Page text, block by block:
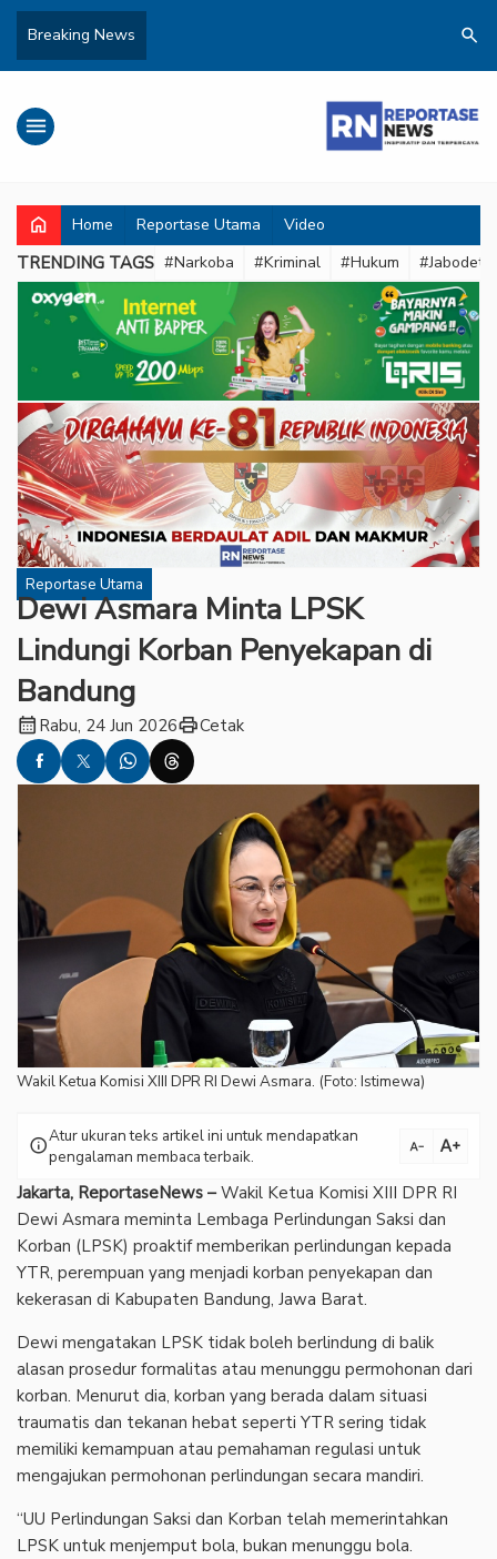
Breaking News search
menu
home Home Reportase Utama Video
TRENDING TAGS #Narkoba #Kriminal #Hukum
Reportase Utama
Dewi Asmara Minta LPSK
Lindungi Korban Penyekapan di
Bandung
calendar_month Rabu, 24 Jun 2026printCetak
Wakil Ketua Komisi XIII DPR RI Dewi Asmara. (Foto: Istimewa)
infoAtur ukuran teks artikel ini untuk mendapatkan
pengalaman membaca terbaik.
text_decrease text_increase
Jakarta, ReportaseNews –Wakil Ketua Komisi XIII DPR RI
Dewi Asmara meminta Lembaga Perlindungan Saksi dan
Korban (LPSK) proaktif memberikan perlindungan kepada
YTR, perempuan yang menjadi korban penyekapan dan
kekerasan di Kabupaten Bandung, Jawa Barat.
Dewi mengatakan LPSK tidak boleh berlindung di balik
alasan prosedur formalitas atau menunggu permohonan dari
korban. Menurut dia, korban yang berada dalam situasi
traumatis dan tekanan hebat seperti YTR sering tidak
memiliki kemampuan atau pemahaman regulasi untuk
mengajukan permohonan perlindungan secara mandiri.
“UU Perlindungan Saksi dan Korban telah memerintahkan
LPSK untuk menjemput bola, bukan menunggu bola.